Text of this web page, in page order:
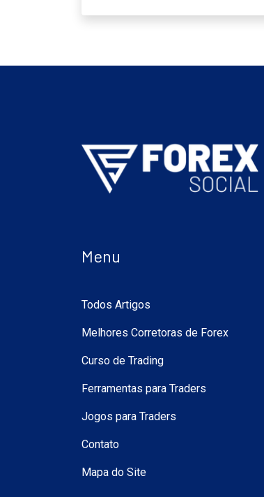
Menu
Todos Artigos
Melhores Corretoras de Forex
Curso de Trading
Ferramentas para Traders
Jogos para Traders
Contato
Mapa do Site